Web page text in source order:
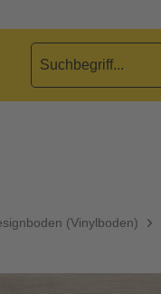
(Vinylboden)